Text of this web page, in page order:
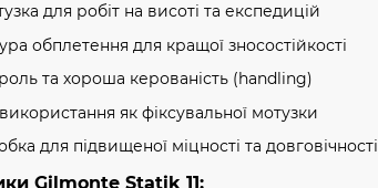
для робіт на висоті та експедицій
обплетення для кращої зносостійкості
та хороша керованість (handling)
як фіксувальної мотузки
для підвищеної міцності та довговічності
Gilmonte Statik 11: